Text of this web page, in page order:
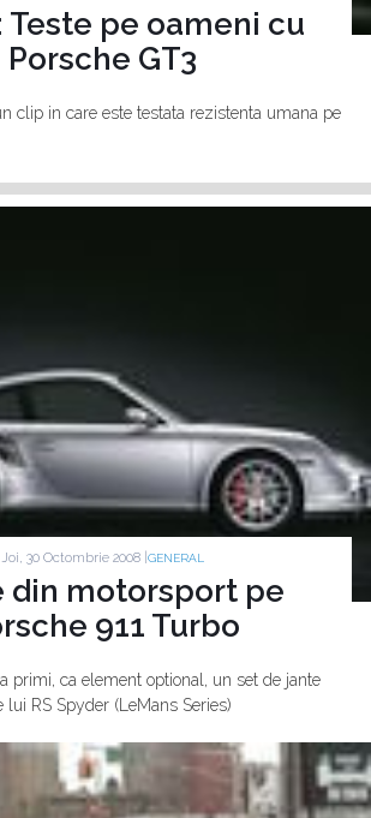
Teste pe oameni cu
Porsche GT3
clip in care este testata rezistenta umana pe
Joi, 30 Octombrie 2008 | GENERAL
din motorsport pe
911 Turbo
primi, ca element optional, un set de jante
lui RS Spyder (LeMans Series)